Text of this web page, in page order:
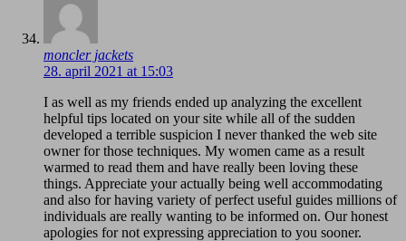
moncler jackets
28. april 2021 at 15:03
I as well as my friends ended up analyzing the excellent
helpful tips located on your site while all of the sudden
developed a terrible suspicion I never thanked the web site
owner for those techniques. My women came as a result
warmed to read them and have really been loving these
things. Appreciate your actually being well accommodating
and also for having variety of perfect useful guides millions of
individuals are really wanting to be informed on. Our honest
apologies for not expressing appreciation to you sooner.